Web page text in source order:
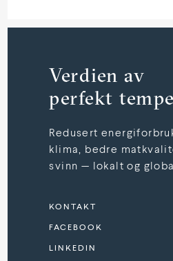
Verdien av
perfekt
Redusert
klima, bedre
svinn — lokalt og
KONTAKT
FACEBOOK
LINKEDIN